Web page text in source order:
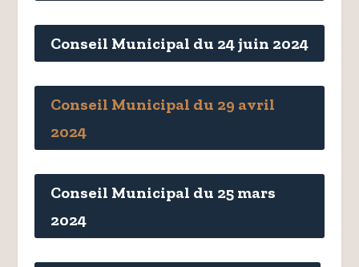
Conseil Municipal du 24 juin 2024
Conseil Municipal du 29 avril
2024
Conseil Municipal du 25 mars
2024